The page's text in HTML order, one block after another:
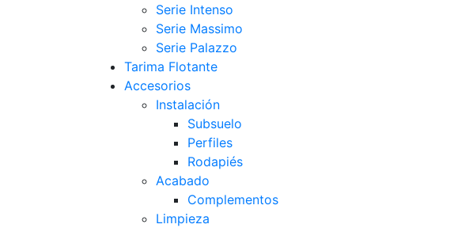
Serie Intenso
Serie Massimo
Serie Palazzo
Tarima Flotante
Accesorios
Instalación
Subsuelo
Perfiles
Rodapiés
Acabado
Complementos
Limpieza